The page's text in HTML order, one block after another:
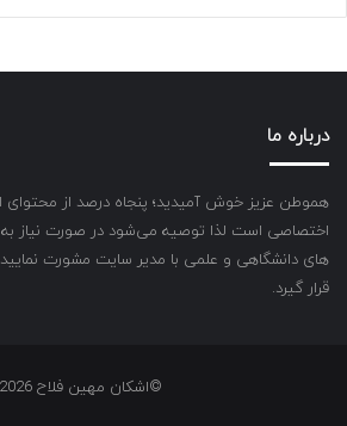
درباره ما
هموطن عزیز خوش آمیدید؛ پنجاه درصد از محتوای
اختصاصی است لذا توصیه می‌شود در صورت نیاز به
های دانشگاهی و علمی با مدیر سایت مشورت نمایید
قرار گیرد.
©اشکان مهین فلاح 2026